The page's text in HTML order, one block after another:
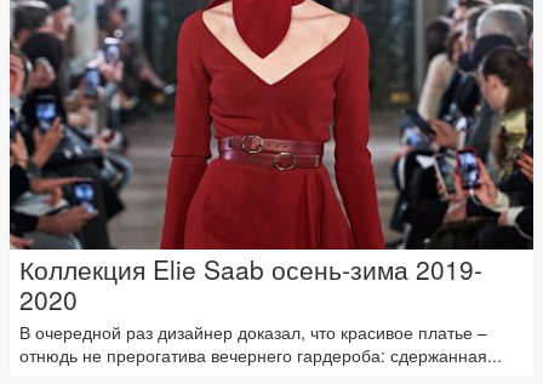
Коллекция Elie Saab осень-зима 2019-
2020
В очередной раз дизайнер доказал, что красивое платье –
отнюдь не прерогатива вечернего гардероба: сдержанная...